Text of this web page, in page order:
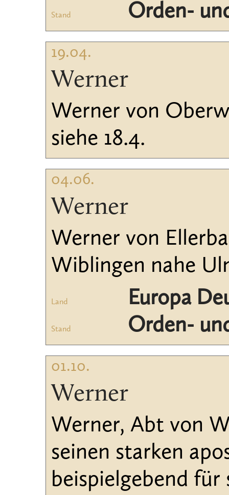
Stand Orden-
19.04.
Werner
Werner von
siehe 18.4.
04.06.
Werner
Werner von
Wiblingen nahe
Land Europa
Stand Orden-
01.10.
Werner
Werner, Abt von
seinen starken
beispielgebend